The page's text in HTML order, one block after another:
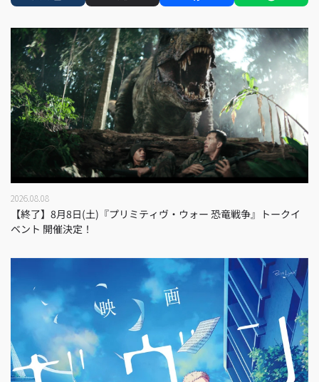
2026.08.08
【終了】8月8日(土)『プリミティヴ・ウォー 恐竜戦争』トークイ
ベント 開催決定！